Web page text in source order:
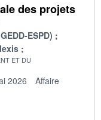
des projets
ESPD)
ET DU
2026
Affaire